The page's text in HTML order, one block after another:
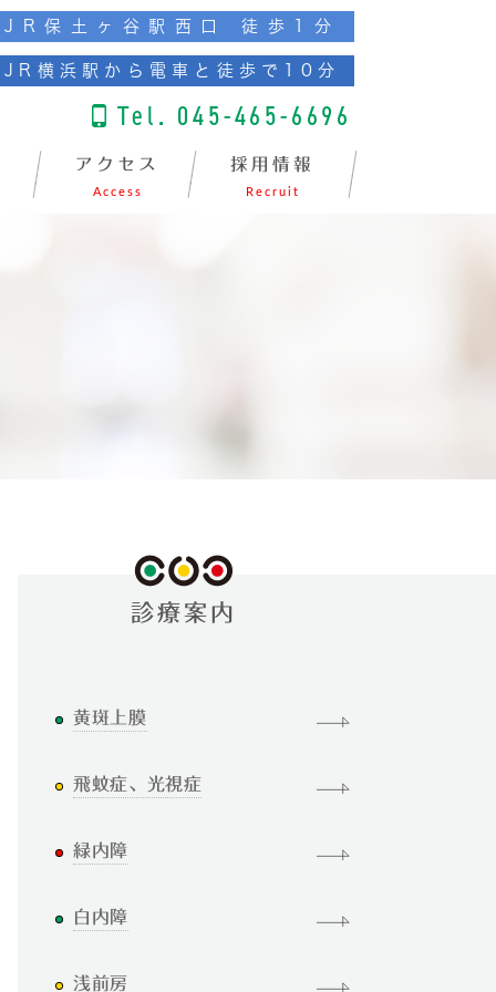
JR保土ヶ谷駅西口 徒歩1分
JR横浜駅から電車と徒歩で10分
Tel. 045-465-6696
アクセス
Access
採用情報
Recruit
診療案内
黄斑上膜
飛蚊症、光視症
緑内障
白内障
浅前房